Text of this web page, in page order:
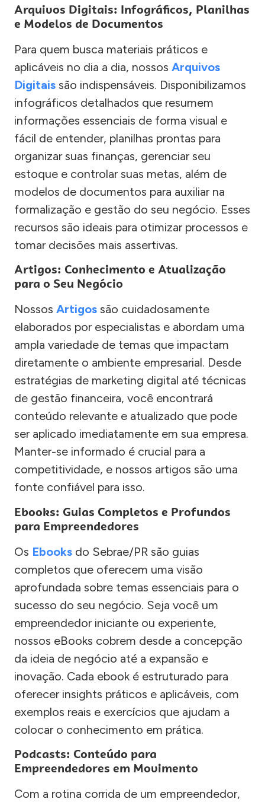
Arquivos Digitais: Infográficos, Planilhas
e Modelos de Documentos
Para quem busca materiais práticos e
aplicáveis no dia a dia, nossos Arquivos
Digitais são indispensáveis. Disponibilizamos
infográficos detalhados que resumem
informações essenciais de forma visual e
fácil de entender, planilhas prontas para
organizar suas finanças, gerenciar seu
estoque e controlar suas metas, além de
modelos de documentos para auxiliar na
formalização e gestão do seu negócio. Esses
recursos são ideais para otimizar processos e
tomar decisões mais assertivas.
Artigos: Conhecimento e Atualização
para o Seu Negócio
Nossos Artigos são cuidadosamente
elaborados por especialistas e abordam uma
ampla variedade de temas que impactam
diretamente o ambiente empresarial. Desde
estratégias de marketing digital até técnicas
de gestão financeira, você encontrará
conteúdo relevante e atualizado que pode
ser aplicado imediatamente em sua empresa.
Manter-se informado é crucial para a
competitividade, e nossos artigos são uma
fonte confiável para isso.
Ebooks: Guias Completos e Profundos
para Empreendedores
Os Ebooks do Sebrae/PR são guias
completos que oferecem uma visão
aprofundada sobre temas essenciais para o
sucesso do seu negócio. Seja você um
empreendedor iniciante ou experiente,
nossos eBooks cobrem desde a concepção
da ideia de negócio até a expansão e
inovação. Cada ebook é estruturado para
oferecer insights práticos e aplicáveis, com
exemplos reais e exercícios que ajudam a
colocar o conhecimento em prática.
Podcasts: Conteúdo para
Empreendedores em Movimento
Com a rotina corrida de um empreendedor,